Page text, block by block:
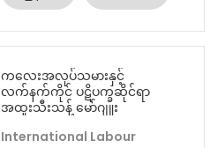
ကလေးအလုပ်သမားနှင့်
လက်နက်ကိုင် ပဋိပက္ခဆိုင်ရာ
အထူးသီးသန့် မော်ဂျူး
International Labour